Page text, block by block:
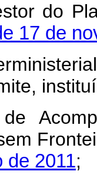
do
17 de
de 2011;